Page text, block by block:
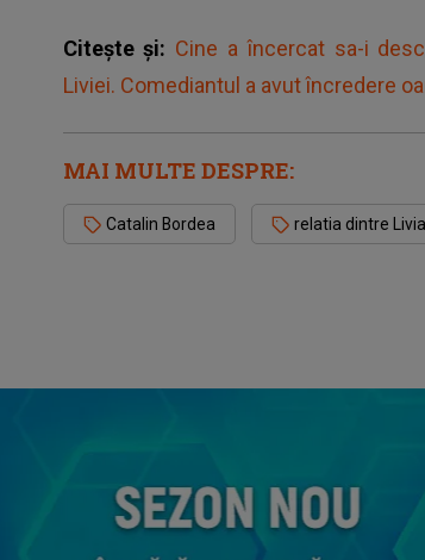
Citește și: Cine a încercat sa-i
Liviei. Comediantul a avut încredere
MAI MULTE DESPRE:
Catalin Bordea relatia dintre